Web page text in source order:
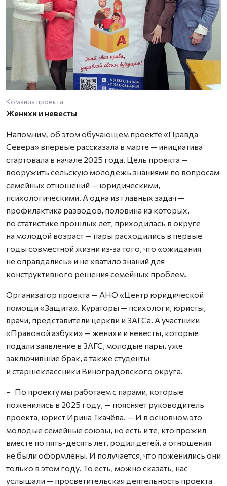
Команда проекта
Женихи и невесты
Напомним, об этом обучающем проекте «Правда
Севера» впервые рассказала в марте — инициатива
стартовала в начале 2025 года. Цель проекта —
вооружить сельскую молодёжь знаниями по вопросам
семейных отношений — юридическими,
психологическими. А одна из главных задач —
профилактика разводов, половина из которых,
по статистике прошлых лет, приходилась в округе
на молодой возраст — пары расходились в первые
годы совместной жизни из‑за того, что «ожидания
не оправдались» и не хватило знаний для
конструктивного решения семейных проблем.
Организатор проекта — АНО «Центр юридической
помощи «Защита». Кураторы — психологи, юристы,
врачи, представители церкви и ЗАГСа. А участники
«Правовой азбуки» — женихи и невесты, которые
подали заявление в ЗАГС, молодые пары, уже
заключившие брак, а также студенты
и старшеклассники Виноградовского округа.
– По проекту мы работаем с парами, которые
поженились в 2025 году, — поясняет руководитель
проекта, юрист Ирина Ткачёва. — И в основном это
молодые семейные союзы, но есть и те, кто прожил
вместе по пять-десять лет, родил детей, а отношения
не были оформлены. И получается, что поженились они
только в этом году. То есть, можно сказать, нас
услышали — просветительская деятельность проекта